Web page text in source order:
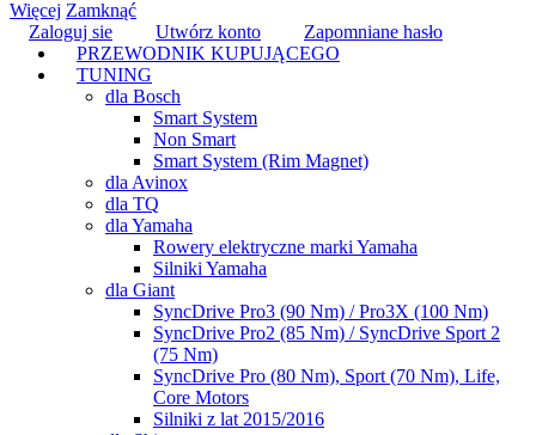
Więcej Zamknąć
Zaloguj sie
Utwórz konto
Zapomniane hasło
PRZEWODNIK KUPUJĄCEGO
TUNING
dla Bosch
Smart System
Non Smart
Smart System (Rim Magnet)
dla Avinox
dla TQ
dla Yamaha
Rowery elektryczne marki Yamaha
Silniki Yamaha
dla Giant
SyncDrive Pro3 (90 Nm) / Pro3X (100 Nm)
SyncDrive Pro2 (85 Nm) / SyncDrive Sport 2
(75 Nm)
SyncDrive Pro (80 Nm), Sport (70 Nm), Life,
Core Motors
Silniki z lat 2015/2016